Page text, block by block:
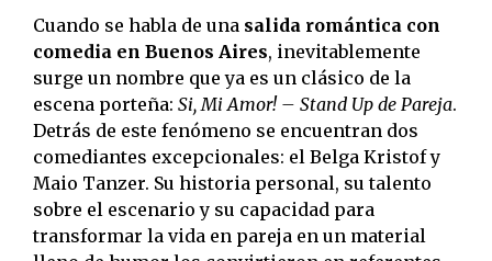
Cuando se habla de una salida romántica con
comedia en Buenos Aires, inevitablemente
surge un nombre que ya es un clásico de la
escena porteña: Si, Mi Amor! – Stand Up de Pareja.
Detrás de este fenómeno se encuentran dos
comediantes excepcionales: el Belga Kristof y
Maio Tanzer. Su historia personal, su talento
sobre el escenario y su capacidad para
transformar la vida en pareja en un material